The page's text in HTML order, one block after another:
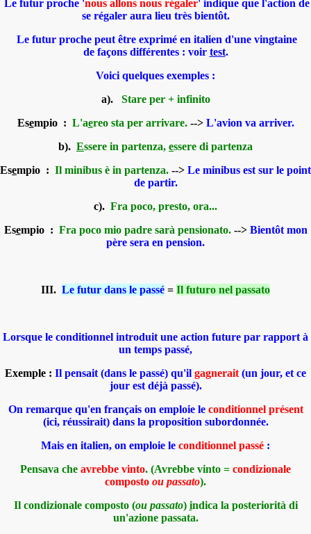
Le futur proche 'nous allons nous régaler' indique que l'action de
se régaler aura lieu très bientôt.
Le futur proche peut être exprimé en italien d'une vingtaine
de façons différentes : voir test.
Voici quelques exemples :
a).Stare per + infinito
Esempio : L'aereo sta per arrivare. --> L'avion va arriver.
b). Essere in partenza, essere di partenza
Esempio : Il minibus è in partenza. --> Le minibus est sur le point
de partir.
c). Fra poco, presto, ora...
Esempio : Fra poco mio padre sarà pensionato.--> Bientôt mon
père sera en pension.
III. Le futur dans le passé = Il futuro nel passato
Lorsque le conditionnel introduit une action future par rapport à
un temps passé,
Exemple : Il pensait (dans le passé) qu'il gagnerait (un jour, et ce
jour est déjà passé).
On remarque qu'en français on emploiele conditionnel présent
(ici, réussirait) dans la proposition subordonnée.
Mais en italien, on emploie le conditionnel passé :
Pensava che avrebbe vinto. (Avrebbe vinto = condizionale
composto ou passato).
Il condizionale composto (ou passato) indica la posteriorità di
un'azione passata.